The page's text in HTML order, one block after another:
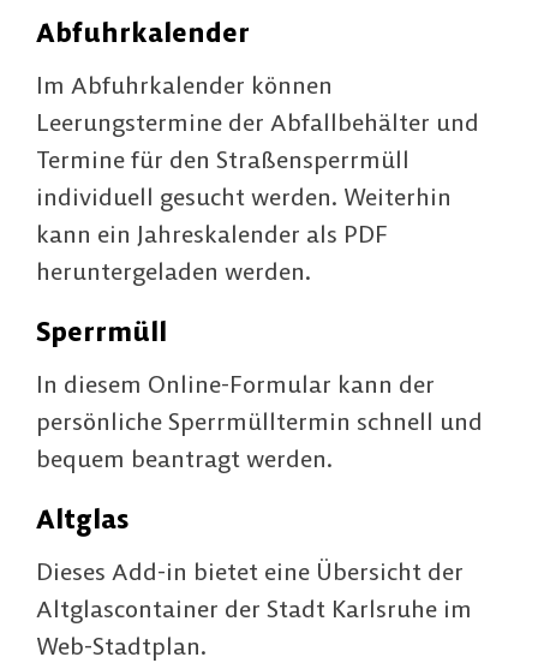
Abfuhrkalender
Im Abfuhrkalender können
Leerungstermine der Abfallbehälter und
Termine für den Straßensperrmüll
individuell gesucht werden. Weiterhin
kann ein Jahreskalender als PDF
heruntergeladen werden.
Sperrmüll
In diesem Online-Formular kann der
persönliche Sperrmülltermin schnell und
bequem beantragt werden.
Altglas
Dieses Add-in bietet eine Übersicht der
Altglascontainer der Stadt Karlsruhe im
Web-Stadtplan.